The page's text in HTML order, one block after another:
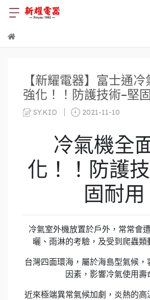
【新耀電器】富士通
強化！！防護技術–堅
SY.KID 2021-11-10
冷氣機全
化！！防護
固耐用
冷氣室外機放置於戶外，常常會
曬、雨淋的考驗，及受到爬蟲類
台灣四面環海，屬於海島型氣候，
因素，影響冷氣使用壽
近來極端異常氣候加劇，炎熱的高